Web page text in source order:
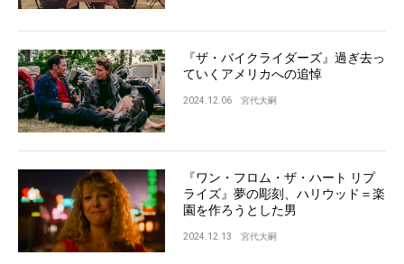
『ザ・バイクライダーズ』過ぎ去っ
ていくアメリカへの追悼
2024.12.06 宮代大嗣
『ワン・フロム・ザ・ハート リプ
ライズ』夢の彫刻、ハリウッド＝楽
園を作ろうとした男
2024.12.13 宮代大嗣